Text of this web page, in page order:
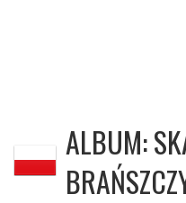
ALBUM: